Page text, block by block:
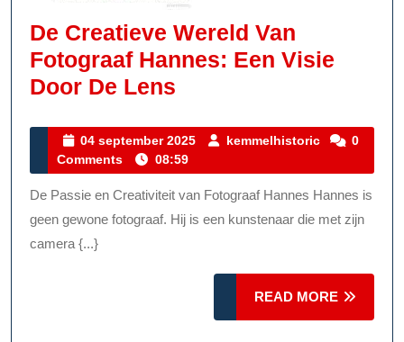
De Creatieve Wereld Van
Fotograaf Hannes: Een Visie
Door De Lens
Wereld
Van
Fotograaf
Hannes:
Visie
04 september 2025
04
2025
kemmelhistoric
0
Comments
08:59
De Passie en Creativiteit van Fotograaf Hannes Hannes is
geen gewone fotograaf. Hij is een kunstenaar die met zijn
camera {...}
READ MORE
MORE